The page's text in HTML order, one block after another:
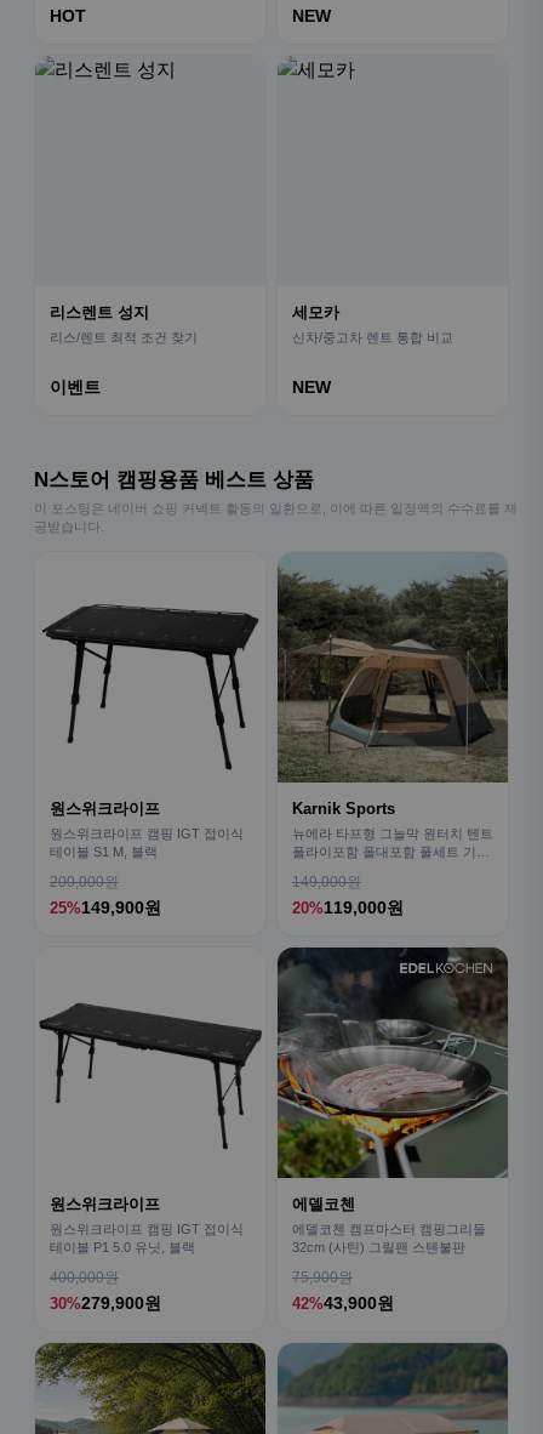
HOT NEW
리스렌트 성지
리스/렌트 최적 조건 찾기
이벤트
세모카
신차/중고차 렌트 통합 비교
NEW
N스토어 캠핑용품 베스트 상품
이 포스팅은 네이버 쇼핑 커넥트 활동의 일환으로, 이에 따른 일정액의 수수료를 제
공받습니다.
원스위크라이프
원스위크라이프 캠핑 IGT 접이식
테이블 S1 M, 블랙
200,000원
25%149,900원
Karnik Sports
뉴에라 타프형 그늘막 원터치 텐트
플라이포함 폴대포함 풀세트 기본
149,000원
20%119,000원
원스위크라이프
원스위크라이프 캠핑 IGT 접이식
테이블 P1 5.0 유닛, 블랙
400,000원
30%279,900원
에델코첸
에델코첸 캠프마스터 캠핑그리들
32cm (사틴) 그릴팬 스텐불판
75,900원
42%43,900원